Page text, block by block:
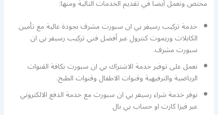
مختص ونعمل أيضا في تقديم الخدمات التالية ومنها:
خدمة تركيب رسيفر بي ان سبورت مشرف بجودة عالية مع تأمين
الكابلات وريموت كنترول عبر أفضل فني تركيب رسيفر بي ان
سبورت مشرف.
نعمل على توفير خدمة الاشتراك بي ان سبورت بكافة القنوات
الرياضية والترفيهية وقنوات الاطفال وقنوات الطبخ.
نوفر خدمة شراء رسيفر بي ان سبورت مع خدمة الدفع الالكتروني
عبر فيزا كارت او حساب بي بال